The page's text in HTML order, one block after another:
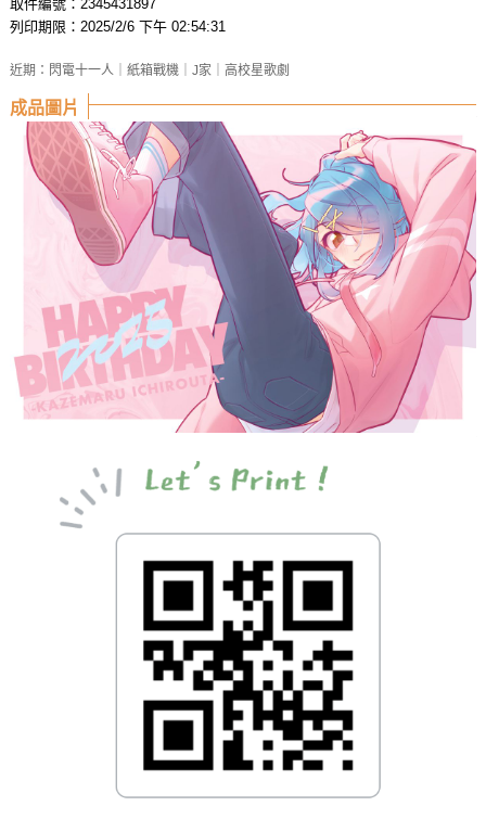
取件編號：2345431897
列印期限：2025/2/6 下午 02:54:31
近期：閃電十一人｜紙箱戰機｜J家｜高校星歌劇
成品圖片